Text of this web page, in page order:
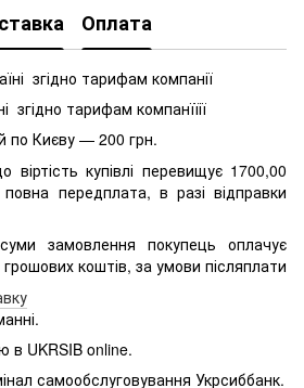
Оплата
згідно тарифам компанії
згідно тарифам компанїїії
по Києву — 200 грн.
віртість купівлі перевищує 1700,00
передплата, в разі відправки
замовлення покупець оплачує
коштів, за умови післяплати
в UKRSIB online.
самообслуговування Укрсиббанк.